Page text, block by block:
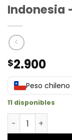
Indonesia
$2.900
Peso
11 disponibles
Indonesia - P65